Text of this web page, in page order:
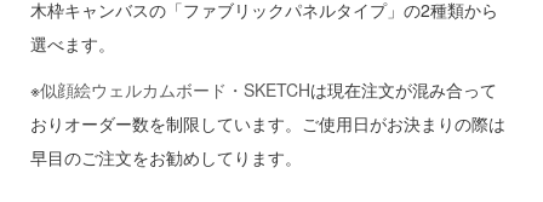
木枠キャンバスの「ファブリックパネルタイプ」の2種類から
選べます。
※似顔絵ウェルカムボード・SKETCHは現在注文が混み合って
おりオーダー数を制限しています。ご使用日がお決まりの際は
早目のご注文をお勧めしてります。